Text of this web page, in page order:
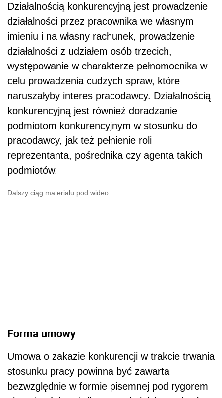
Działalnością konkurencyjną jest prowadzenie
działalności przez pracownika we własnym
imieniu i na własny rachunek, prowadzenie
działalności z udziałem osób trzecich,
występowanie w charakterze pełnomocnika w
celu prowadzenia cudzych spraw, które
naruszałyby interes pracodawcy. Działalnością
konkurencyjną jest również doradzanie
podmiotom konkurencyjnym w stosunku do
pracodawcy, jak też pełnienie roli
reprezentanta, pośrednika czy agenta takich
podmiotów.
Dalszy ciąg materiału pod wideo
Forma umowy
Umowa o zakazie konkurencji w trakcie trwania
stosunku pracy powinna być zawarta
bezwzględnie w formie pisemnej pod rygorem